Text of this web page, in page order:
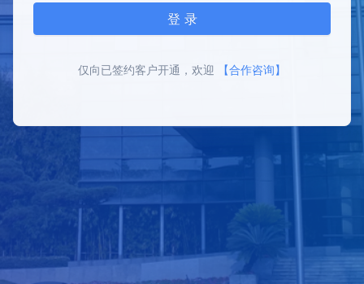
登 录
仅向已签约客户开通，欢迎 【合作咨询】